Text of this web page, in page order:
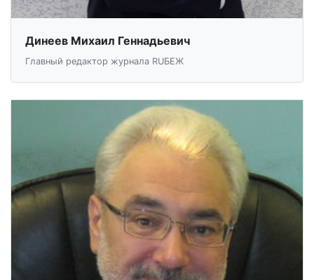
Динеев Михаил Геннадьевич
Главный редактор журнала RUБЕЖ